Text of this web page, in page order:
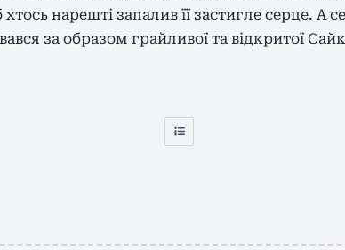
нарешті запалив її застигле серце. А
за образом грайливої та відкритої